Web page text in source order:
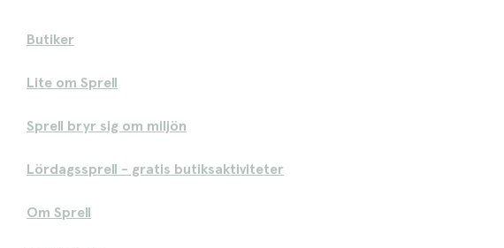
Butiker
Lite om Sprell
Sprell bryr sig om miljön
Lördagssprell - gratis butiksaktiviteter
Om Sprell